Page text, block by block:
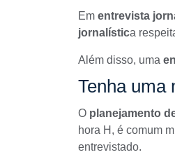
Em entrevista
jornalística
Além disso, uma
Tenha uma
O planejamento
hora H, é comum
entrevistado.